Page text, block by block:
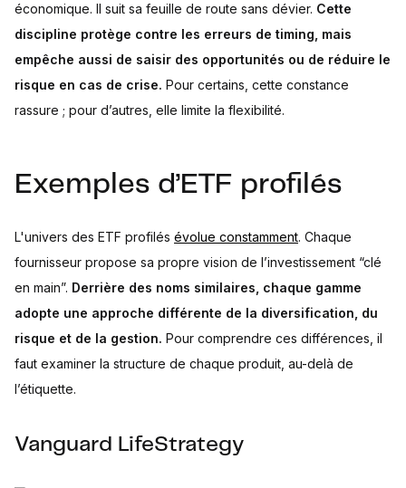
économique. Il suit sa feuille de route sans dévier. Cette
discipline protège contre les erreurs de timing, mais
empêche aussi de saisir des opportunités ou de réduire le
risque en cas de crise. Pour certains, cette constance
rassure ; pour d’autres, elle limite la flexibilité.
Exemples d’ETF profilés
L'univers des ETF profilés évolue constamment. Chaque
fournisseur propose sa propre vision de l’investissement “clé
en main”. Derrière des noms similaires, chaque gamme
adopte une approche différente de la diversification, du
risque et de la gestion. Pour comprendre ces différences, il
faut examiner la structure de chaque produit, au-delà de
l’étiquette.
Vanguard LifeStrategy